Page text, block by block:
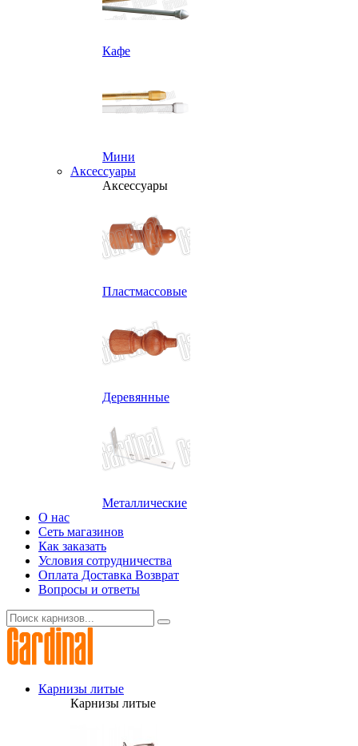
Кафе
Мини
Аксессуары
Аксессуары
Пластмассовые
Деревянные
Металлические
О нас
Сеть магазинов
Как заказать
Условия сотрудничества
Оплата Доставка Возврат
Вопросы и ответы
Карнизы литые
Карнизы литые